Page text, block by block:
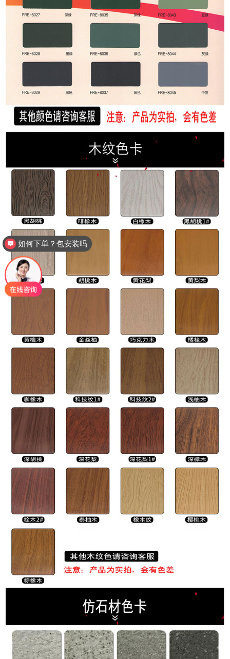
厂家电话多少？
如何下单？包安装吗